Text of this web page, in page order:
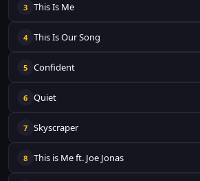
3 This Is Me
4 This Is Our Song
5 Confident
6 Quiet
7 Skyscraper
8 This is Me ft. Joe Jonas